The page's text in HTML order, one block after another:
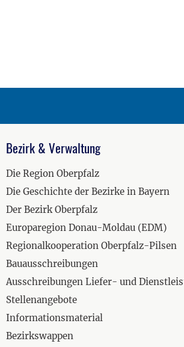
Bezirk & Verwaltung
Die Region Oberpfalz
Die Geschichte der Bezirke in Bayern
Der Bezirk Oberpfalz
Europaregion Donau-Moldau (EDM)
Regionalkooperation Oberpfalz-Pilsen
Bauausschreibungen
Ausschreibungen Liefer- und
Stellenangebote
Informationsmaterial
Bezirkswappen